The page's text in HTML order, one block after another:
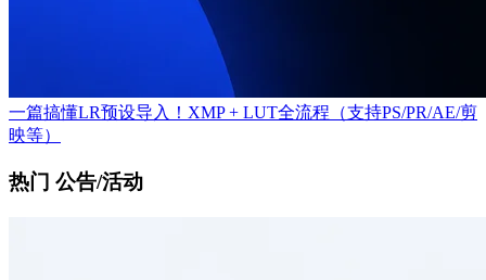
一篇搞懂LR预设导入！XMP + LUT全流程（支持PS/PR/AE/剪
映等）
热门 公告/活动